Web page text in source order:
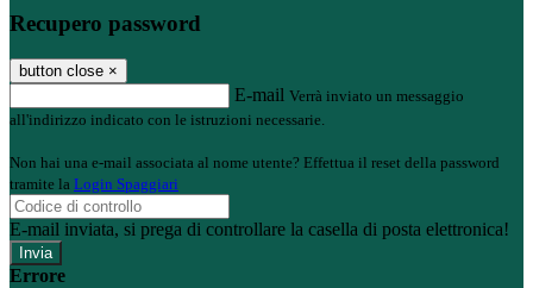
Recupero password
button close ×
E-mail Verrà inviato un messaggio
all'indirizzo indicato con le istruzioni necessarie.
Non hai una e-mail associata al nome utente? Effettua il reset della password
tramite la Login Spaggiari
E-mail inviata, si prega di controllare la casella di posta elettronica!
Errore